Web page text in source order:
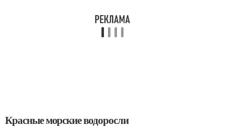
Красные морские водоросли